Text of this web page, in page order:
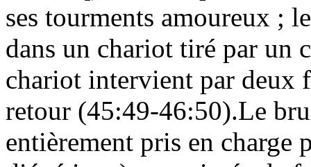
ses tourments amoureux ;
dans un chariot tiré par un
chariot intervient par deux
retour (45:49-46:50).Le
entièrement pris en charge